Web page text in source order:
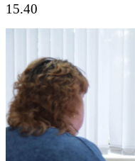
15.40